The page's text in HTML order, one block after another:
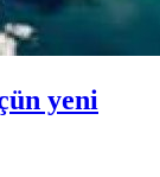
yeni